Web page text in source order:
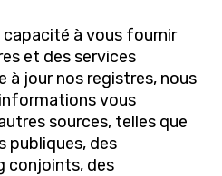
capacité à vous fournir
et des services
jour nos registres, nous
vous
sources, telles que
publiques, des
conjoints, des